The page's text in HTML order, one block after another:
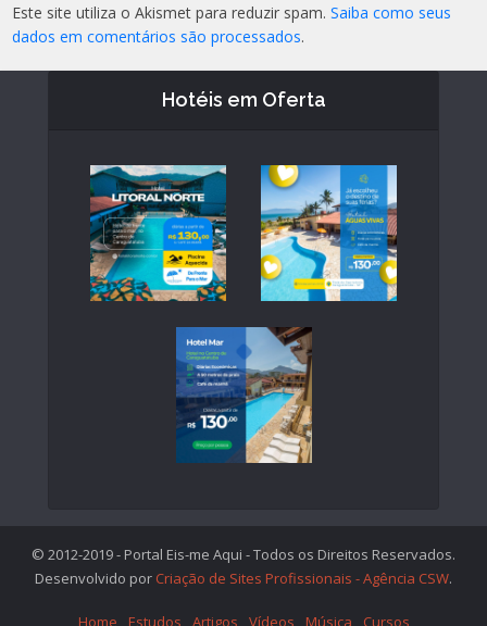
Este site utiliza o Akismet para reduzir spam.Saiba como seus
dados em comentários são processados.
Hotéis em Oferta
© 2012-2019 - Portal Eis-me Aqui - Todos os Direitos Reservados.
Desenvolvido por Criação de Sites Profissionais - Agência CSW.
Home Estudos Artigos Vídeos Música Cursos